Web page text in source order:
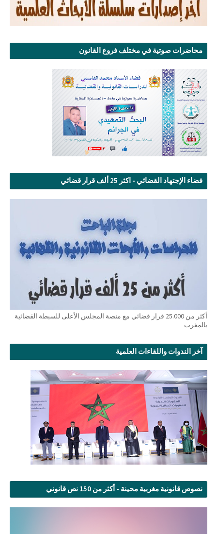
محاضرات صوتية في مختلف فروع القانون
فضاء الإجتهاد القضائي - اكثر 25 ألف قرار قضائي
أكثر من 25.000 قرار قضائي مع منصة المجلس الأعلى للسبطة القضائية
بالمغرب
آخر الندوات واللقاءات العلمية
نصوص قانونية مغربية محينة - أكثر من 150 نص قانوني